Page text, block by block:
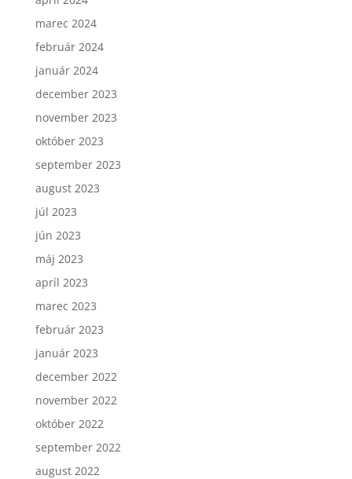
marec 2024
február 2024
január 2024
december 2023
november 2023
október 2023
september 2023
august 2023
júl 2023
jún 2023
máj 2023
apríl 2023
marec 2023
február 2023
január 2023
december 2022
november 2022
október 2022
september 2022
august 2022